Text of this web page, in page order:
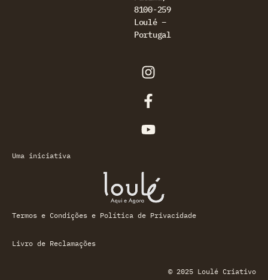
8100-259
Loulé –
Portugal
Uma iniciativa
Termos e Condições e Política de Privacidade
Livro de Reclamações
© 2025 Loulé Criativo